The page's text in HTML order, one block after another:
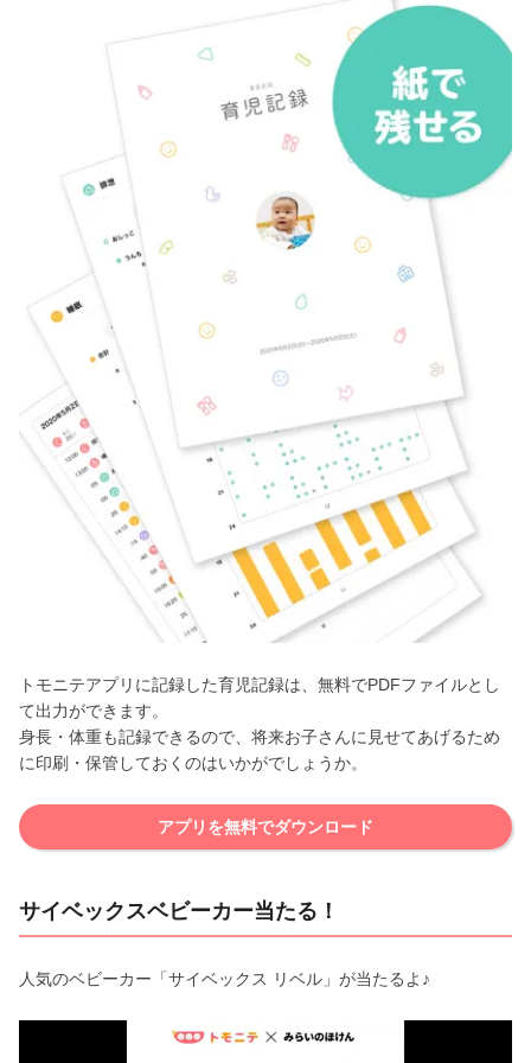
トモニテアプリに記録した育児記録は、無料でPDFファイルとし
て出力ができます。
身長・体重も記録できるので、将来お子さんに見せてあげるため
に印刷・保管しておくのはいかがでしょうか。
アプリを無料でダウンロード
サイベックスベビーカー当たる！
人気のベビーカー「サイベックス リベル」が当たるよ♪